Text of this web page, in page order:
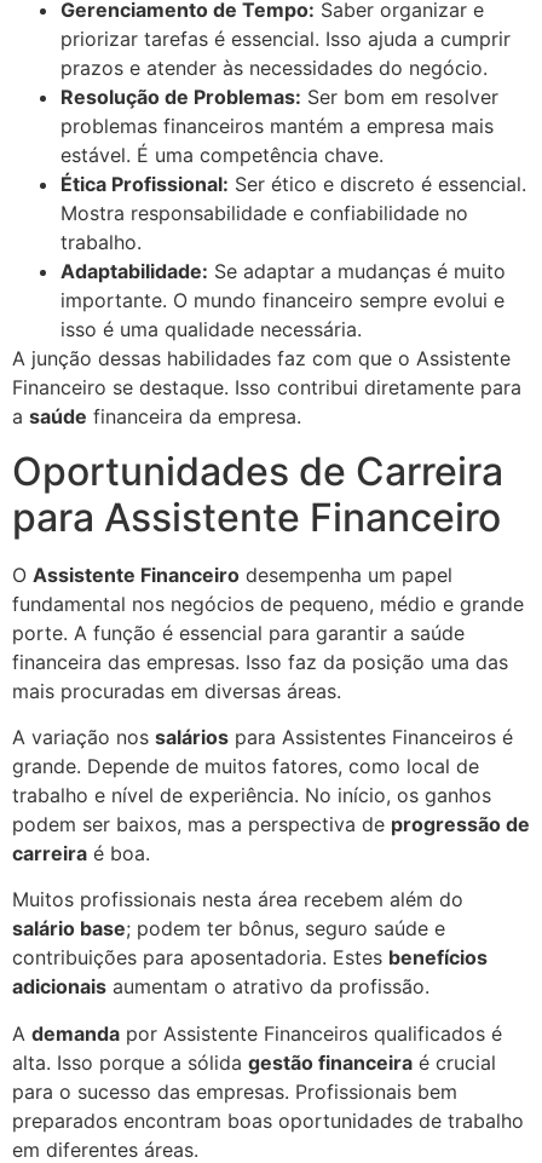
Gerenciamento de Tempo: Saber organizar e
priorizar tarefas é essencial. Isso ajuda a cumprir
prazos e atender às necessidades do negócio.
Resolução de Problemas: Ser bom em resolver
problemas financeiros mantém a empresa mais
estável. É uma competência chave.
Ética Profissional: Ser ético e discreto é essencial.
Mostra responsabilidade e confiabilidade no
trabalho.
Adaptabilidade: Se adaptar a mudanças é muito
importante. O mundo financeiro sempre evolui e
isso é uma qualidade necessária.
A junção dessas habilidades faz com que o Assistente
Financeiro se destaque. Isso contribui diretamente para
a saúde financeira da empresa.
Oportunidades de Carreira
para Assistente Financeiro
O Assistente Financeiro desempenha um papel
fundamental nos negócios de pequeno, médio e grande
porte. A função é essencial para garantir a saúde
financeira das empresas. Isso faz da posição uma das
mais procuradas em diversas áreas.
A variação nos salários para Assistentes Financeiros é
grande. Depende de muitos fatores, como local de
trabalho e nível de experiência. No início, os ganhos
podem ser baixos, mas a perspectiva de progressão de
carreira é boa.
Muitos profissionais nesta área recebem além do
salário base; podem ter bônus, seguro saúde e
contribuições para aposentadoria. Estes benefícios
adicionais aumentam o atrativo da profissão.
A demanda por Assistente Financeiros qualificados é
alta. Isso porque a sólida gestão financeira é crucial
para o sucesso das empresas. Profissionais bem
preparados encontram boas oportunidades de trabalho
em diferentes áreas.